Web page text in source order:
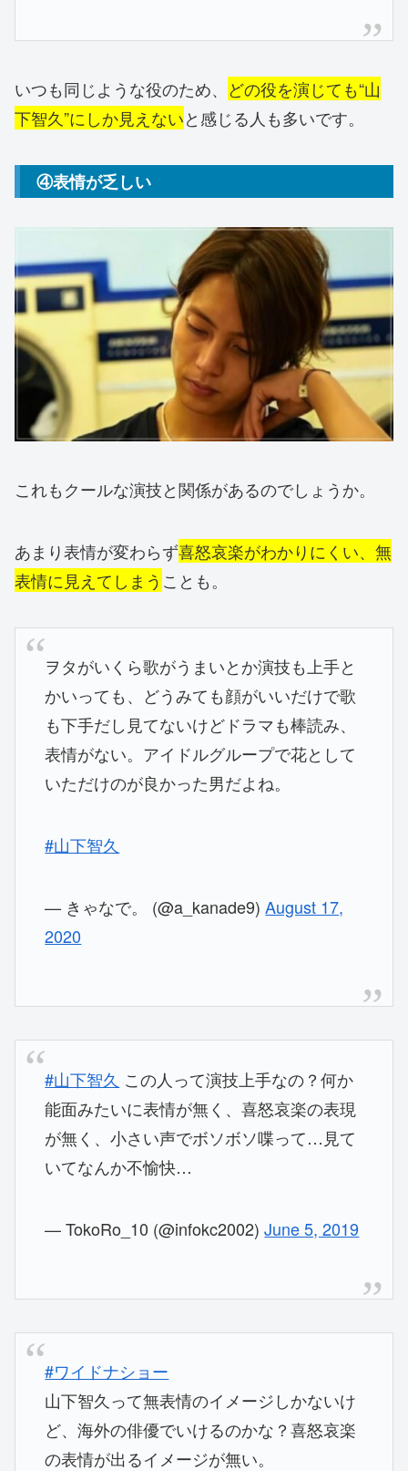
いつも同じような役のため、
どの役を演じても“山
下智久”にしか見えないと感じる人も多いです。
④表情が乏しい
これもクールな演技と関係があるのでしょうか。
あまり表情が変わらず喜怒哀楽がわかりにくい、無
表情に見えてしまう ことも。
ヲタがいくら歌がうまいとか演技も上手と
かいっても、どうみても顔がいいだけで歌
も下手だし見てないけどドラマも棒読み、
表情がない。アイドルグループで花として
いただけのが良かった男だよね。
#山下智久
— きゃなで。 (@a_kanade9)August 17,
2020
#山下智久 この人って演技上手なの？何か
能面みたいに表情が無く、喜怒哀楽の表現
が無く、小さい声でボソボソ喋って…見て
いてなんか不愉快…
— TokoRo_10 (@infokc2002)June 5, 2019
#ワイドナショー
山下智久って無表情のイメージしかないけ
ど、海外の俳優でいけるのかな？喜怒哀楽
の表情が出るイメージが無い。